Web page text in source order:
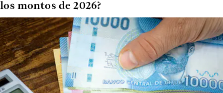
los montos de 2026?